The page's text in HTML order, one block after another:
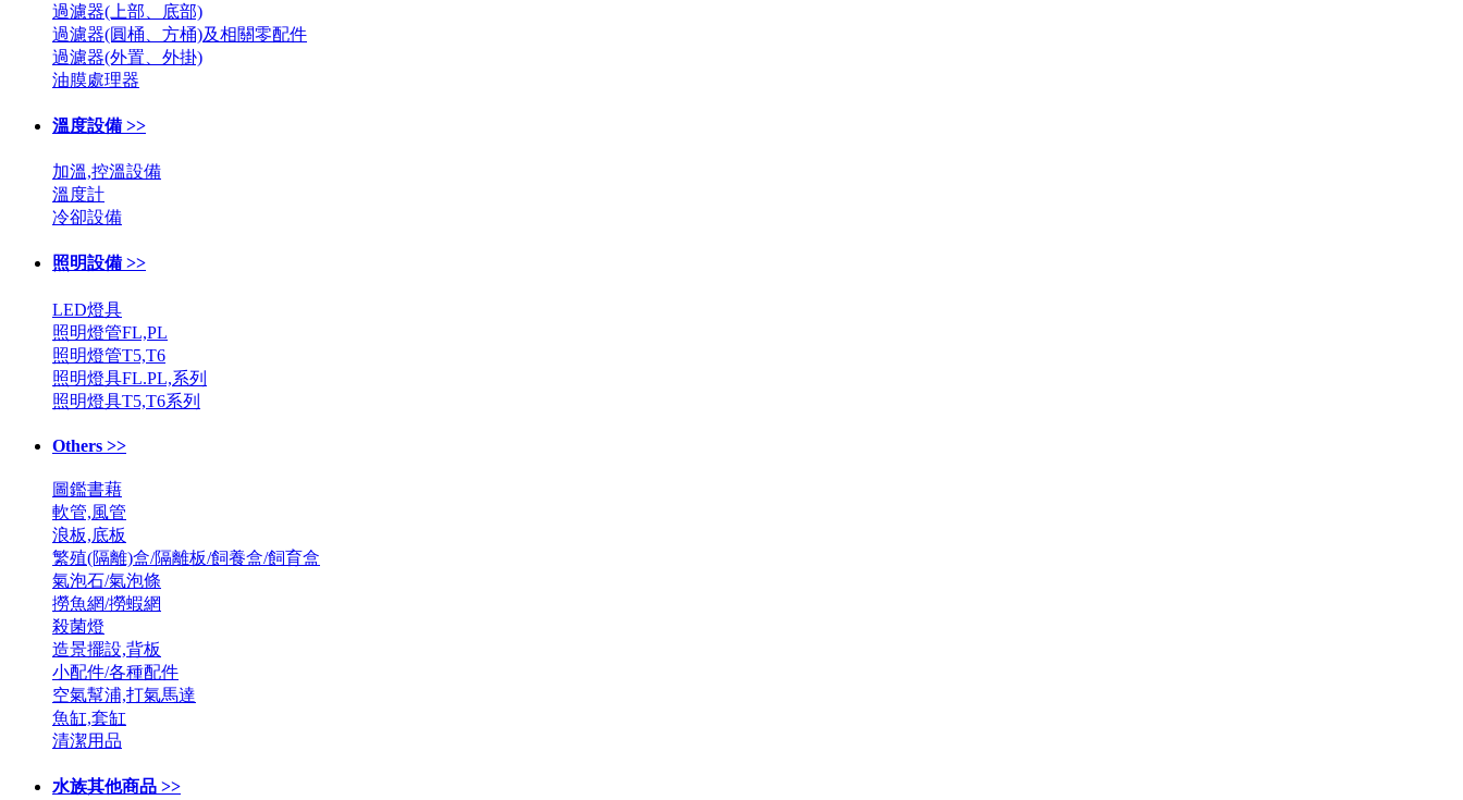
過濾器(上部、底部)
過濾器(圓桶、方桶)及相關零配件
過濾器(外置、外掛)
油膜處理器
溫度設備 >>
加溫,控溫設備
溫度計
冷卻設備
照明設備 >>
LED燈具
照明燈管FL,PL
照明燈管T5,T6
照明燈具FL.PL,系列
照明燈具T5,T6系列
Others >>
圖鑑書藉
軟管,風管
浪板,底板
繁殖(隔離)盒/隔離板/飼養盒/飼育盒
氣泡石/氣泡條
撈魚網/撈蝦網
殺菌燈
造景擺設,背板
小配件/各種配件
空氣幫浦,打氣馬達
魚缸,套缸
清潔用品
水族其他商品 >>